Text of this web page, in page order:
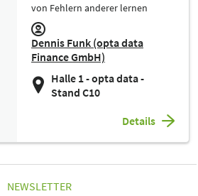
von Fehlern anderer lernen
Dennis Funk (opta data
Finance GmbH)
Halle 1 - opta data -
Stand C10
Details
NEWSLETTER